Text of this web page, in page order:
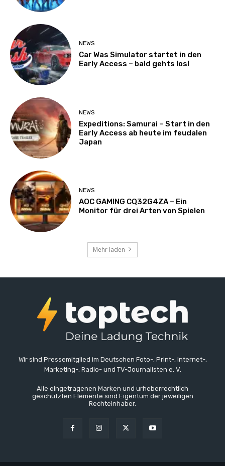
NEWS
Car Was Simulator startet in den
Early Access – bald gehts los!
NEWS
Expeditions: Samurai – Start in den
Early Access ab heute im feudalen
Japan
NEWS
AOC GAMING CQ32G4ZA – Ein
Monitor für drei Arten von Spielen
Mehr laden
Wir sind Pressemitglied im Deutschen Foto-, Print-, Internet-,
Marketing-, Radio- und TV-Journalisten e. V.
Alle eingetragenen Marken und urheberrechtlich
geschützten Elemente sind Eigentum der jeweiligen
Rechteinhaber.